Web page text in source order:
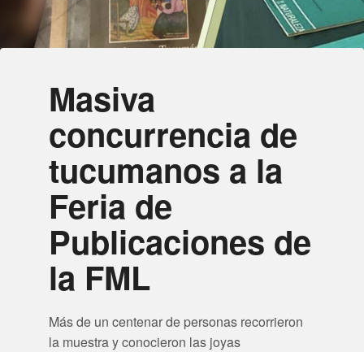
Masiva
concurrencia de
tucumanos a la
Feria de
Publicaciones de
la FML
Más de un centenar de personas recorrieron
la muestra y conocieron las joyas